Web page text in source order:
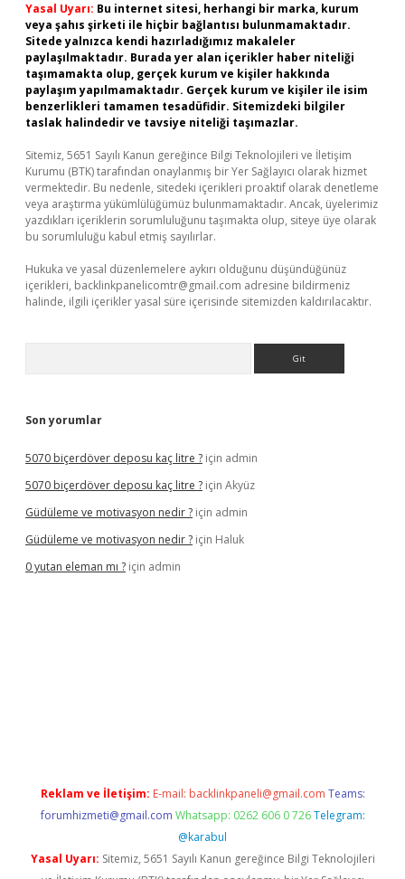
Yasal Uyarı: Bu internet sitesi, herhangi bir marka, kurum
veya şahıs şirketi ile hiçbir bağlantısı bulunmamaktadır.
Sitede yalnızca kendi hazırladığımız makaleler
paylaşılmaktadır. Burada yer alan içerikler haber niteliği
taşımamakta olup, gerçek kurum ve kişiler hakkında
paylaşım yapılmamaktadır. Gerçek kurum ve kişiler ile isim
benzerlikleri tamamen tesadüfidir. Sitemizdeki bilgiler
taslak halindedir ve tavsiye niteliği taşımazlar.
Sitemiz, 5651 Sayılı Kanun gereğince Bilgi Teknolojileri ve İletişim
Kurumu (BTK) tarafından onaylanmış bir Yer Sağlayıcı olarak hizmet
vermektedir. Bu nedenle, sitedeki içerikleri proaktif olarak denetleme
veya araştırma yükümlülüğümüz bulunmamaktadır. Ancak, üyelerimiz
yazdıkları içeriklerin sorumluluğunu taşımakta olup, siteye üye olarak
bu sorumluluğu kabul etmiş sayılırlar.
Hukuka ve yasal düzenlemelere aykırı olduğunu düşündüğünüz
içerikleri, backlinkpanelicomtr@gmail.com adresine bildirmeniz
halinde, ilgili içerikler yasal süre içerisinde sitemizden kaldırılacaktır.
Son yorumlar
5070 biçerdöver deposu kaç litre ? için admin
5070 biçerdöver deposu kaç litre ? için Akyüz
Güdüleme ve motivasyon nedir ? için admin
Güdüleme ve motivasyon nedir ? için Haluk
0 yutan eleman mı ? için admin
Reklam ve İletişim: E-mail: backlinkpaneli@gmail.com Teams:
forumhizmeti@gmail.com Whatsapp: 0262 606 0 726 Telegram:
@karabul
Yasal Uyarı: Sitemiz, 5651 Sayılı Kanun gereğince Bilgi Teknolojileri